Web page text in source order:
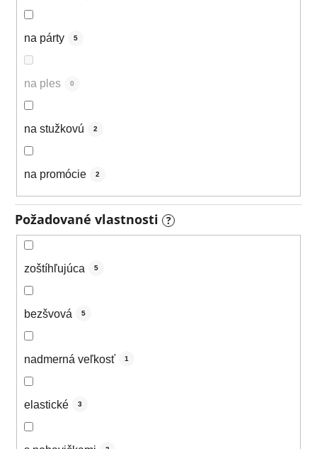
na párty 5
na ples 0
na stužkovú 2
na promócie 2
Požadované vlastnosti ?
zoštíhľujúca 5
bezšvová 5
nadmerná veľkosť 1
elastické 3